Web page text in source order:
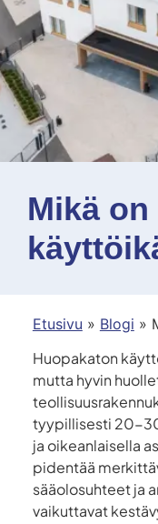
Mikä
Etusivu » Blogi »
Huopakaton
mutta hyvin
tyypillisesti 20-
ja oikeanlaisella
pidentää
sääolosuhteet ja
vaikuttavat